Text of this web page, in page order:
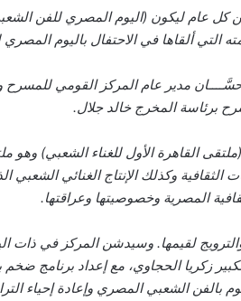
د. أحمد فؤاد هنو تخصيص يوم ١٨ مارس من كل عام ليكون (اليوم المصري
التي ألقاها في الاحتفال باليوم
مدير عام المركز القومي
برئاسة المخرج خالد جلال.
القاهرة الأول للغناء الشعبي) وهو
وكذلك الإنتاج الغنائي الشعبي
المصرية وخصوصيتها وعراقتها.
لقيمها. وسيدشن المركز في ذات
زكريا الحجاوي، مع إعداد برنامج ضخم
بالفن الشعبي المصري وإعادة إحياء